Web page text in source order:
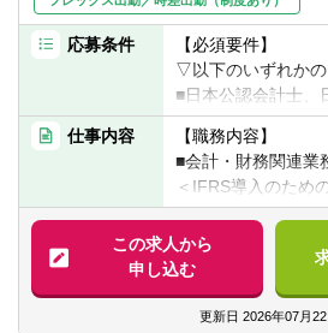
応募条件
【必須要件】
▽以下のいずれか
■日本公認会計士、
格者、USCPA等の
は、科目合格者）
■監査法人やコンサ
アドバイザリー業
■事業会社での経理
関係の数理業務を
【歓迎経験・スキ
■監査法人やコンサ
仕事内容
【職務内容】
■会計・財務関連業
＜IFRS導入のため
・IFRS導入にかか
ント、IFRS導入の
策定、財務報告プ
築、システム開発
・IFRSに基づく財
この求人から
申し込む
更新日 2026年07月22